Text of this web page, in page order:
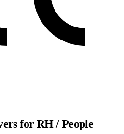
for RH / People